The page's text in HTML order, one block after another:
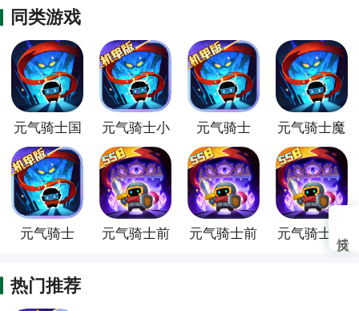
同类游戏
元气骑士国
元气骑士小
元气骑士
元气骑士魔
元气骑士
元气骑士前
元气骑士前
元气骑士前
传vivo版
热门推荐